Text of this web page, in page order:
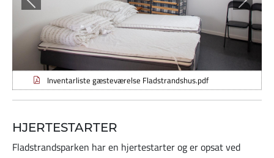
Tilbage Frem
Inventarliste gæsteværelse Fladstrandshus.pdf
HJERTESTARTER
Fladstrandsparken har en hjertestarter og er opsat ved